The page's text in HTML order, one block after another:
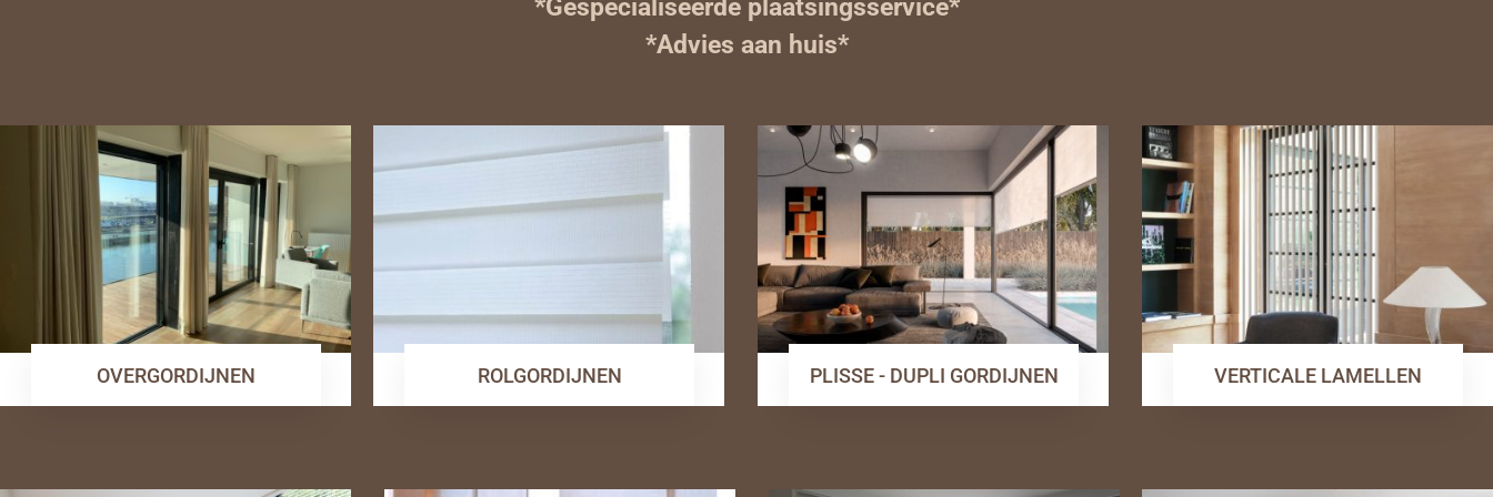
*Gespecialiseerde plaatsingsservice*
*Advies aan huis*
OVERGORDIJNEN ROLGORDIJNEN PLISSE - DUPLI GORDIJNEN VERTICALE LAMELLEN